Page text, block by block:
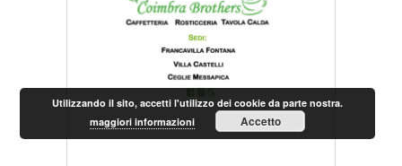
Utilizzando il sito, accetti l'utilizzo dei cookie da parte nostra.
maggiori informazioni
Accetto